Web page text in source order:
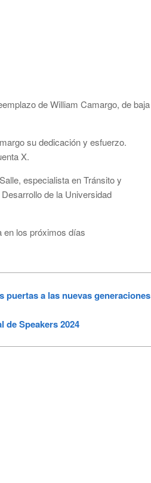
de William Camargo, de baja
su dedicación y esfuerzo.
X.
especialista en Tránsito y
de la Universidad
en los próximos días
puertas a las nuevas generaciones
de Speakers 2024